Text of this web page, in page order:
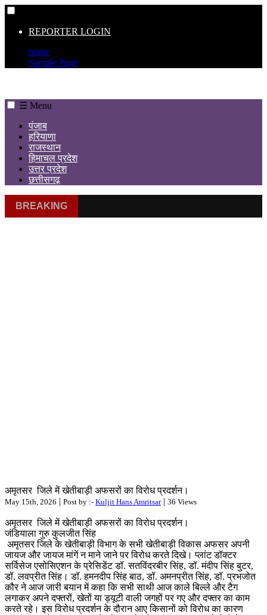
REPORTER LOGIN
home
Sample Page
☰ Menu
पंजाब
हरियाणा
राजस्थान
हिमाचल प्रदेश
उत्तर प्रदेश
छत्तीसगढ़
BREAKING
अमृतसर जिले में खेतीबाड़ी अफसरों का विरोध प्रदर्शन।
May 15th, 2026 | Post by :- Kuljit Hans Amritsar| 36 Views
अमृतसर जिले में खेतीबाड़ी अफसरों का विरोध प्रदर्शन।
जंडियाला गुरु कुलजीत सिंह
अमृतसर जिले के खेतीबाड़ी विभाग के सभी खेतीबाड़ी विकास अफसर अपनी
जायज और जायज मांगें न माने जाने पर विरोध करते दिखे। प्लांट डॉक्टर
सर्विसेज एसोसिएशन के प्रेसिडेंट डॉ. सतविंदरबीर सिंह, डॉ. मंदीप सिंह बुटर,
डॉ. लवप्रीत सिंह। डॉ. हमनदीप सिंह बाठ, डॉ. अमनप्रीत सिंह, डॉ. प्रभजोत
कौर ने आज जारी बयान में कहा कि सभी साथी आज काले बिल्ले और टैग
लगाकर अपने दफ्तरों, खेतों या ड्यूटी वाली जगहों पर गए और दफ्तर का काम
करते रहे। इस विरोध प्रदर्शन के दौरान आए किसानों को विरोध का कारण